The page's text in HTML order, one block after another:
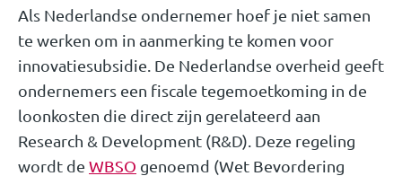
Als Nederlandse ondernemer hoef je niet samen
te werken om in aanmerking te komen voor
innovatiesubsidie. De Nederlandse overheid geeft
ondernemers een fiscale tegemoetkoming in de
loonkosten die direct zijn gerelateerd aan
Research & Development (R&D). Deze regeling
wordt de WBSO genoemd (Wet Bevordering